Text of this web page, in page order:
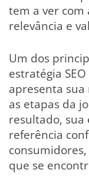
tem a ver com
relevância e
Um dos
estratégia
apresenta
as etapas da
resultado, sua
referência
que se